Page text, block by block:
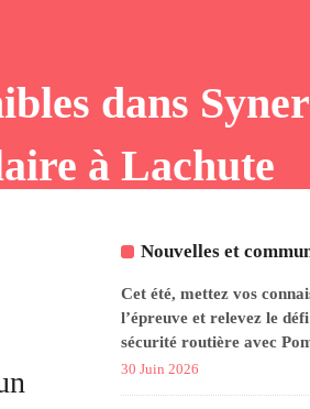
dans
à Lachute
Nouvelles et
Cet été, mettez vos
l’épreuve et relevez le
sécurité routière avec
30 Juin 2026